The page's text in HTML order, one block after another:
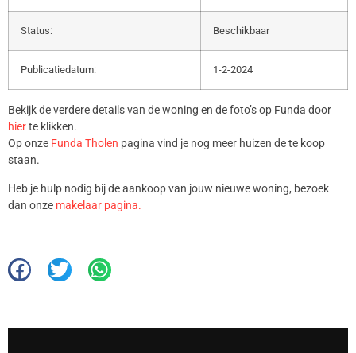
Status: Beschikbaar
Publicatiedatum: 1-2-2024
Bekijk de verdere details van de woning en de foto’s op Funda door
hierte klikken.
Op onze Funda Tholen pagina vind je nog meer huizen de te koop
staan.
Heb je hulp nodig bij de aankoop van jouw nieuwe woning, bezoek
dan onze makelaar pagina.